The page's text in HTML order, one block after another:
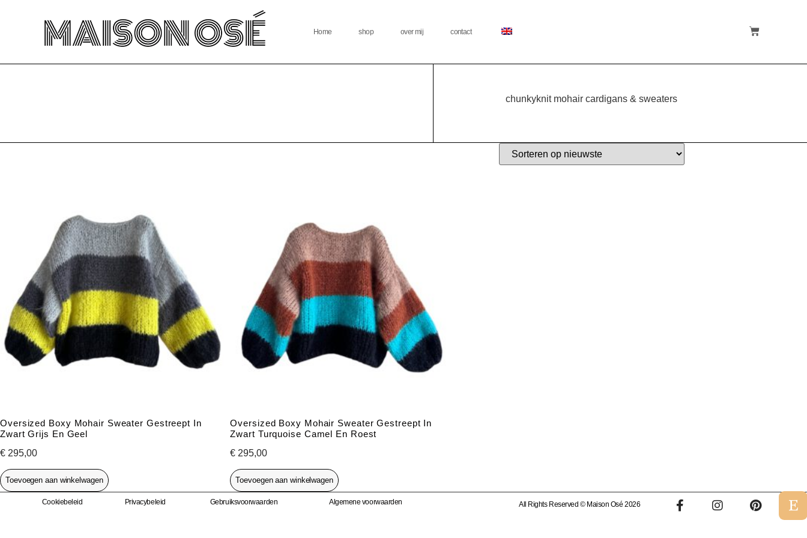
Home shop over mij contact
chunkyknit mohair cardigans & sweaters
Oversized Boxy Mohair Sweater Gestreept In
Zwart Grijs En Geel
€ 295,00
Toevoegen aan winkelwagen
Oversized Boxy Mohair Sweater Gestreept In
Zwart Turquoise Camel En Roest
€ 295,00
Toevoegen aan winkelwagen
Cookiebeleid Privacybeleid Gebruiksvoorwaarden Algemene voorwaarden All Rights Reserved © Maison Osé 2026